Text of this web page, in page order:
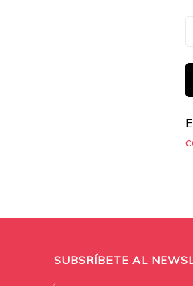
SUBSRÍBETE AL